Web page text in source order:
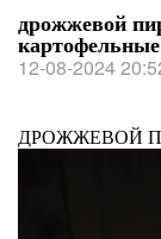
дрожжевой
12-08-2024
ДРОЖЖЕВОЙ